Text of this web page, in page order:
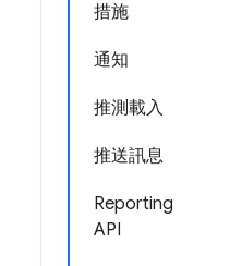
措施
通知
推測載入
推送訊息
Reporting
API